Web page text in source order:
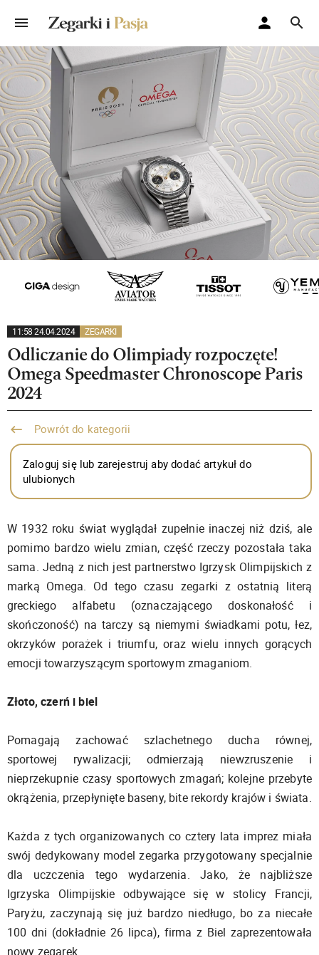
11:58 24.04.2024 ZEGARKI
Odliczanie do Olimpiady rozpoczęte!
Omega Speedmaster Chronoscope Paris
2024
Powrót do kategorii
Zaloguj się lub zarejestruj aby dodać artykuł do
ulubionych
W 1932 roku świat wyglądał zupełnie inaczej niż dziś, ale
pomimo bardzo wielu zmian, część rzeczy pozostała taka
sama. Jedną z nich jest partnerstwo Igrzysk Olimpijskich z
marką Omega. Od tego czasu zegarki z ostatnią literą
greckiego alfabetu (oznaczającego doskonałość i
skończoność) na tarczy są niemymi świadkami potu, łez,
okrzyków porażek i triumfu, oraz wielu innych gorących
emocji towarzyszącym sportowym zmaganiom.
Złoto, czerń i biel
Pomagają zachować szlachetnego ducha równej,
sportowej rywalizacji; odmierzają niewzruszenie i
nieprzekupnie czasy sportowych zmagań; kolejne przebyte
okrążenia, przepłynięte baseny, bite rekordy krajów i świata.
Każda z tych organizowanych co cztery lata imprez miała
swój dedykowany model zegarka przygotowany specjalnie
dla uczczenia tego wydarzenia. Jako, że najbliższe
Igrzyska Olimpijskie odbywające się w stolicy Francji,
Paryżu, zaczynają się już bardzo niedługo, bo za niecałe
100 dni (dokładnie 26 lipca), firma z Biel zaprezentowała
nowy zegarek.